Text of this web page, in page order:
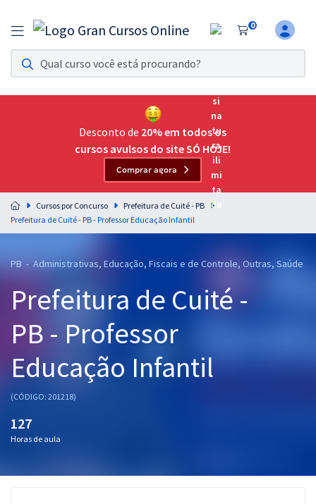
0
Assinatura Ilimitada 11
Acesso a todos os cursos. Teste grátis por 7 dias!
Assinatura OAB Até Passar
Acesso ilimitado a toda preparação para o Exame da
Residências Multiprofissionais
Preparação completa e intensiva para as principais
residências em saúde do Brasil
Cursos 20% OFF
Pós
Graduação
OAB
Mentorias
Desconto de 20% em todos os
cursos avulsos do site SÓ HOJE!
Comprar agora
Cursos por Concurso
Prefeitura de Cuité - PB
Prefeitura de Cuité - PB - Professor Educação Infantil
PB - Administrativas, Educação, Fiscais e de Controle, Outras, Saúde
Prefeitura de Cuité -
PB - Professor
Educação Infantil
(CÓDIGO: 201218)
127
Horas de aula